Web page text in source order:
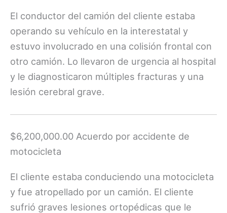
El conductor del camión del cliente estaba
operando su vehículo en la interestatal y
estuvo involucrado en una colisión frontal con
otro camión. Lo llevaron de urgencia al hospital
y le diagnosticaron múltiples fracturas y una
lesión cerebral grave.
$6,200,000.00 Acuerdo por accidente de
motocicleta
El cliente estaba conduciendo una motocicleta
y fue atropellado por un camión. El cliente
sufrió graves lesiones ortopédicas que le